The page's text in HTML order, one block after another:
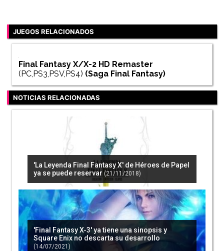
JUEGOS RELACIONADOS
Final Fantasy X/X-2 HD Remaster
(PC,PS3,PSV,PS4) (Saga Final Fantasy)
NOTICIAS RELACIONADAS
'La Leyenda Final Fantasy X' de Héroes de Papel
ya se puede reservar (21/11/2018)
'Final Fantasy X-3' ya tiene una sinopsis y
Square Enix no descarta su desarrollo
(14/07/2021)